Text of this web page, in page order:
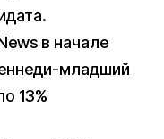
в начале
младший
13%